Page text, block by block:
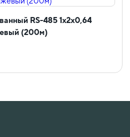
RS-485 1х2х0,64
(200м)